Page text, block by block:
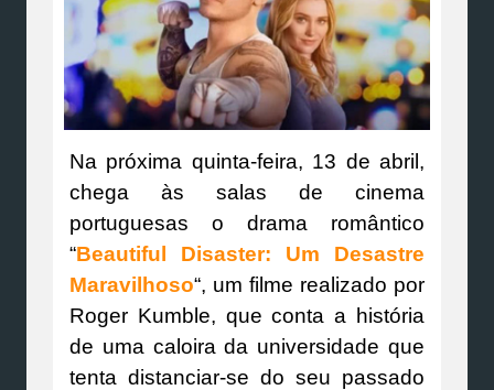
Na próxima quinta-feira, 13 de abril,
chega às salas de cinema
portuguesas o drama romântico
“Beautiful Disaster: Um Desastre
Maravilhoso“, um filme realizado por
Roger Kumble, que conta a história
de uma caloira da universidade que
tenta distanciar-se do seu passado